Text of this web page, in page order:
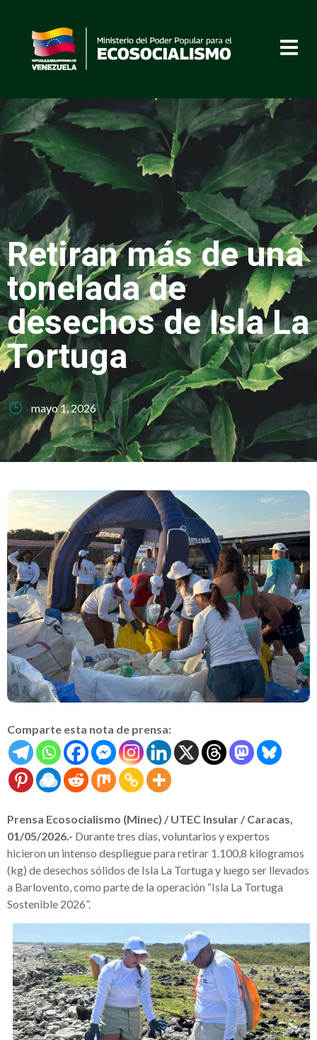
Retiran más de una
tonelada de
desechos de Isla La
Tortuga
mayo 1, 2026
Comparte esta nota de prensa:
Prensa Ecosocialismo (Minec) / UTEC Insular / Caracas,
01/05/2026.- Durante tres días, voluntarios y expertos
hicieron un intenso despliegue para retirar 1.100,8 kilogramos
(kg) de desechos sólidos de Isla La Tortuga y luego ser llevados
a Barlovento, como parte de la operación “Isla La Tortuga
Sostenible 2026”.